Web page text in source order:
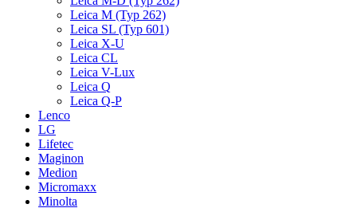
Leica M (Typ 262)
Leica SL (Typ 601)
Leica X-U
Leica CL
Leica V-Lux
Leica Q
Leica Q-P
Lenco
LG
Lifetec
Maginon
Medion
Micromaxx
Minolta